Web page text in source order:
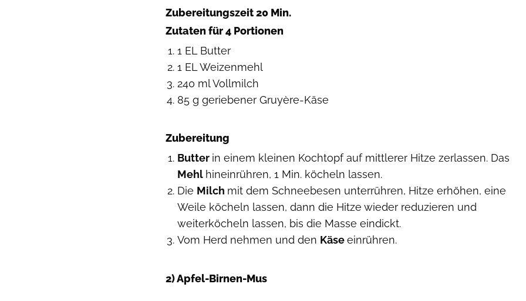
Zubereitungszeit 20 Min.
Zutaten für 4 Portionen
1 EL Butter
1 EL Weizenmehl
240 ml Vollmilch
85 g geriebener Gruyère-Käse
Zubereitung
Butter in einem kleinen Kochtopf auf mittlerer Hitze zerlassen. Das
Mehl hineinrühren, 1 Min. köcheln lassen.
Die Milch mit dem Schneebesen unterrühren, Hitze erhöhen, eine
Weile köcheln lassen, dann die Hitze wieder reduzieren und
weiterköcheln lassen, bis die Masse eindickt.
Vom Herd nehmen und den Käseeinrühren.
2) Apfel-Birnen-Mus